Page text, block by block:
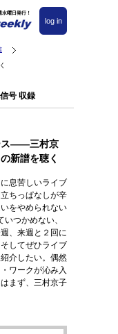
曜日発行！
log in
号 収録
ス――三村京
新譜を聴く
息苦しいライブ
ちっぱなしが辛
をやめられない
つかめない、
、来週と２回に
してぜひライブ
介したい。偶然
ワークが沁み入
まず、三村京子